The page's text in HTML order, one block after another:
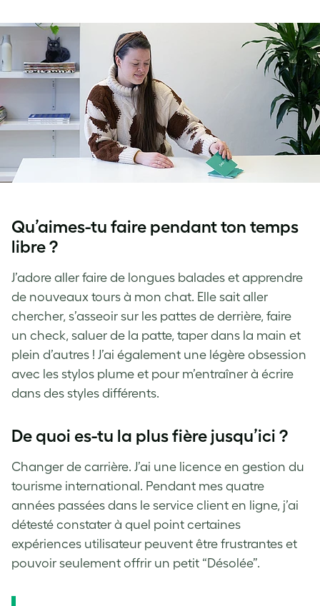
Qu’aimes-tu faire pendant ton temps
libre ?
J’adore aller faire de longues balades et apprendre
de nouveaux tours à mon chat. Elle sait aller
chercher, s’asseoir sur les pattes de derrière, faire
un check, saluer de la patte, taper dans la main et
plein d’autres ! J’ai également une légère obsession
avec les stylos plume et pour m’entraîner à écrire
dans des styles différents.
De quoi es-tu la plus fière jusqu’ici ?
Changer de carrière. J’ai une licence en gestion du
tourisme international. Pendant mes quatre
années passées dans le service client en ligne, j’ai
détesté constater à quel point certaines
expériences utilisateur peuvent être frustrantes et
pouvoir seulement offrir un petit “Désolée”.